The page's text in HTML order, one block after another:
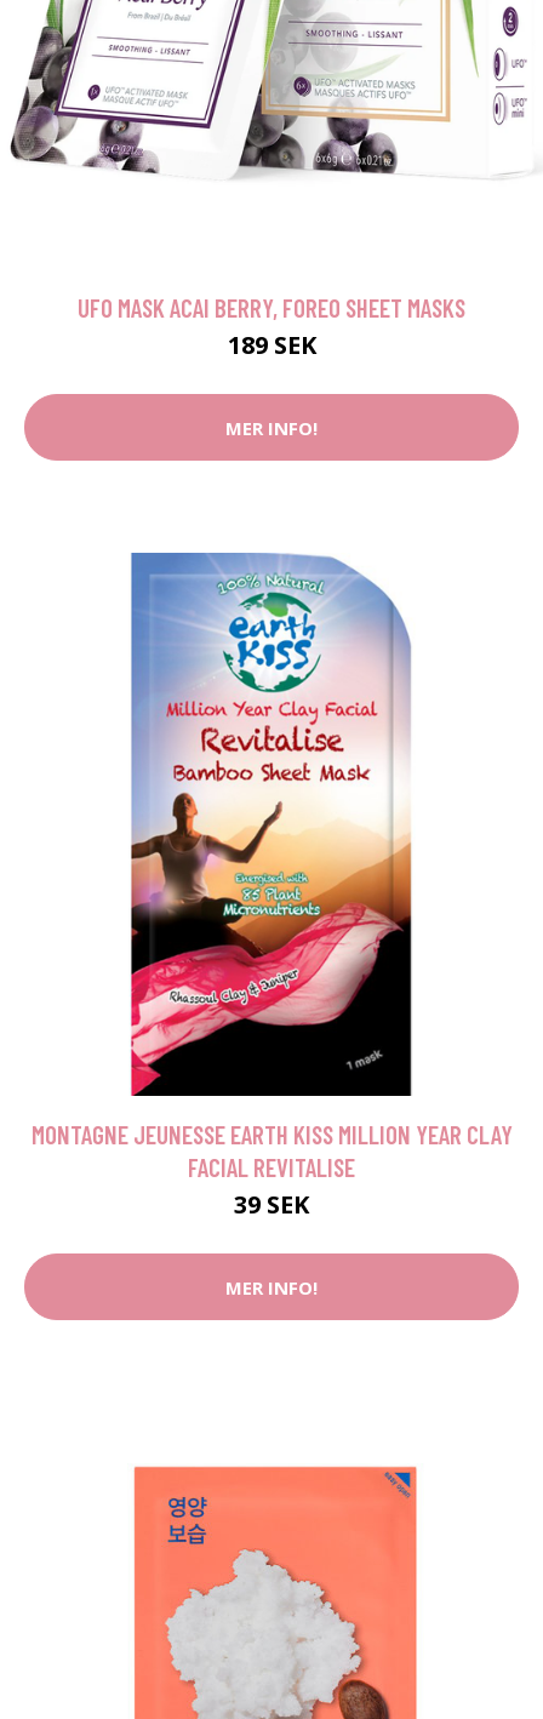
UFO MASK ACAI BERRY, FOREO SHEET MASKS
189 SEK
MER INFO!
MONTAGNE JEUNESSE EARTH KISS MILLION YEAR CLAY
FACIAL REVITALISE
39 SEK
MER INFO!